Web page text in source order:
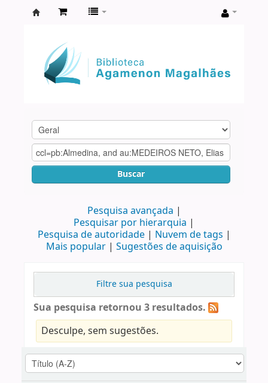
Agamenon
Magalhães
Buscar
Pesquisa avançada
Pesquisar por hierarquia
Pesquisa de autoridade
Nuvem de tags
Mais popular
Sugestões de aquisição
Filtre sua pesquisa
Sua pesquisa retornou 3 resultados.
Desculpe, sem sugestões.